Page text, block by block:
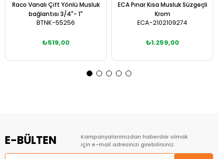
Raco Vanalı Çift Yönlü Musluk
bağlantısı 3/4"- 1"
BTNK-55256
₺519,00
ECA Pınar Kısa Musluk Süzgeçli
Krom
ECA-2102109274
₺1.259,00
E-BÜLTEN
Kampanyalarımızdan haberdar olmak
için e-mail adresinizi girebilirsiniz.